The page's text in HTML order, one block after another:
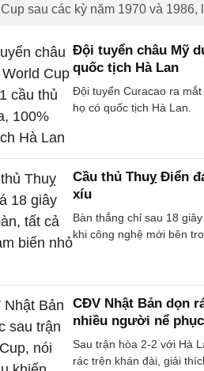
Cup sau các kỳ năm 1970 và
Đội tuyển châu Mỹ
quốc tịch Hà Lan
Đội tuyển Curacao ra
họ có quốc tịch Hà Lan.
Cầu thủ Thuỵ Điển
xíu
Bàn thắng chỉ sau 18
khi công nghệ mới bên
CĐV Nhật Bản dọn
nhiều người nể phục
Sau trận hòa 2-2 với Hà
rác trên khán đài, giải